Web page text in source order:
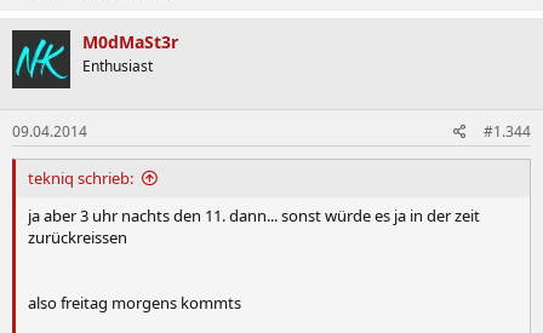
M0dMaSt3r
Enthusiast
09.04.2014 #1.344
tekniq schrieb:
ja aber 3 uhr nachts den 11. dann... sonst würde es ja in der zeit
zurückreissen
also freitag morgens kommts